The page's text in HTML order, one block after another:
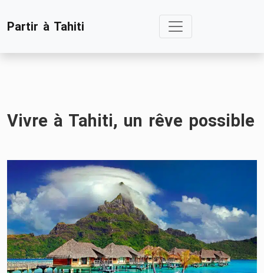
Partir à Tahiti
Vivre à Tahiti, un rêve possible